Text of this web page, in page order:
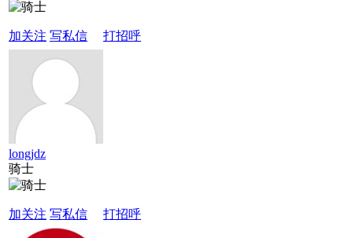
加关注 写私信 打招呼
longjdz
骑士
加关注 写私信 打招呼